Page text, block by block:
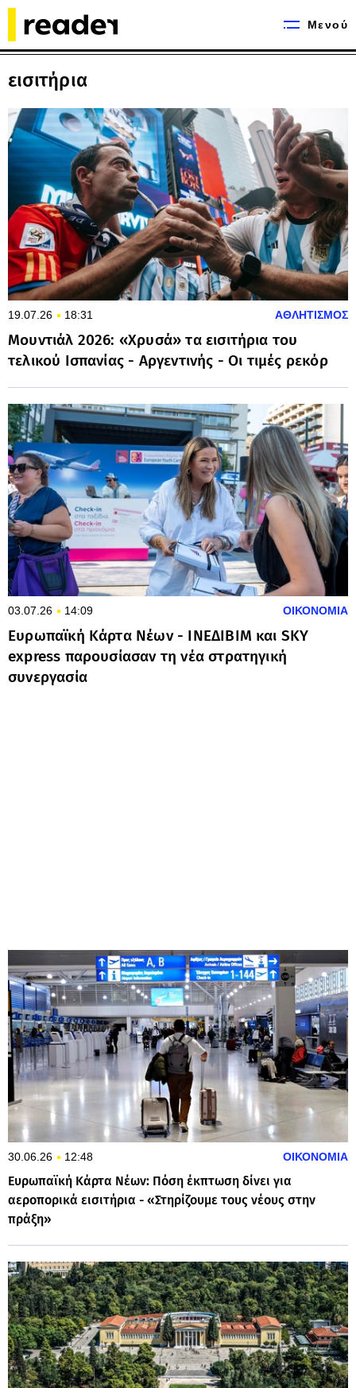
Μενού
εισιτήρια
19.07.26 18:31 ΑΘΛΗΤΙΣΜΟΣ
Μουντιάλ 2026: «Χρυσά» τα εισιτήρια του
τελικού Ισπανίας - Αργεντινής - Οι τιμές ρεκόρ
03.07.26 14:09 ΟΙΚΟΝΟΜΙΑ
Ευρωπαϊκή Κάρτα Νέων - ΙΝΕΔΙΒΙΜ και SKY
express παρουσίασαν τη νέα στρατηγική
συνεργασία
30.06.26 12:48 ΟΙΚΟΝΟΜΙΑ
Ευρωπαϊκή Κάρτα Νέων: Πόση έκπτωση δίνει για
αεροπορικά εισιτήρια - «Στηρίζουμε τους νέους στην
πράξη»